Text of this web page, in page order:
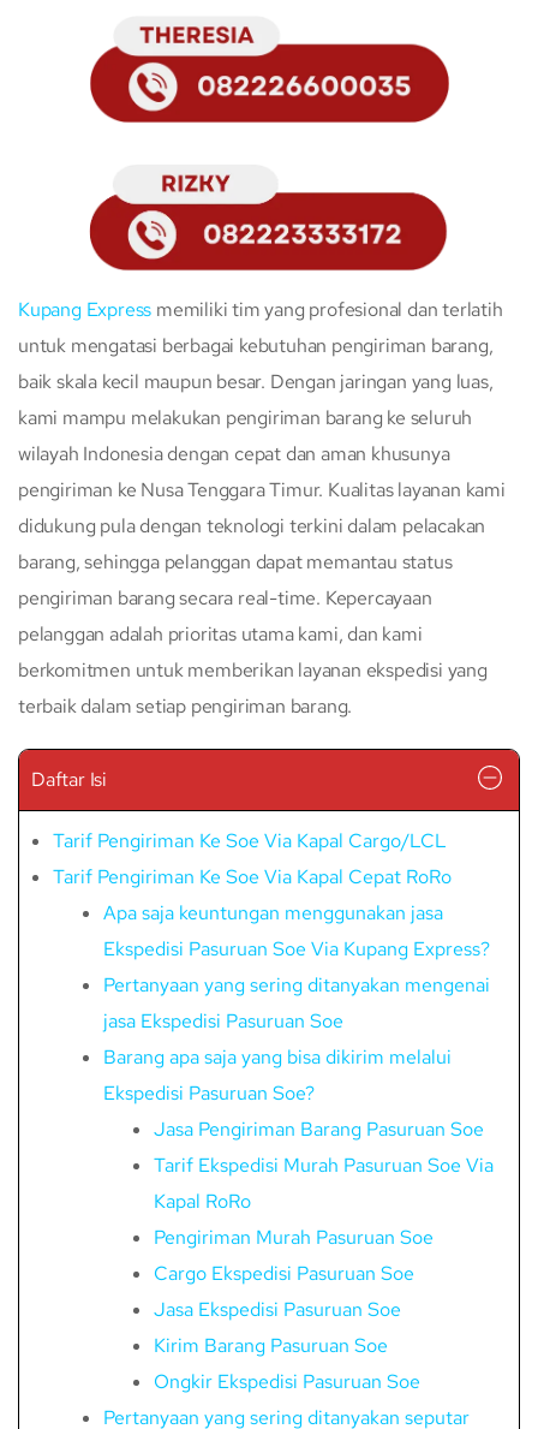
Kupang Express memiliki tim yang profesional dan terlatih
untuk mengatasi berbagai kebutuhan pengiriman barang,
baik skala kecil maupun besar. Dengan jaringan yang luas,
kami mampu melakukan pengiriman barang ke seluruh
wilayah Indonesia dengan cepat dan aman khusunya
pengiriman ke Nusa Tenggara Timur. Kualitas layanan kami
didukung pula dengan teknologi terkini dalam pelacakan
barang, sehingga pelanggan dapat memantau status
pengiriman barang secara real-time. Kepercayaan
pelanggan adalah prioritas utama kami, dan kami
berkomitmen untuk memberikan layanan ekspedisi yang
terbaik dalam setiap pengiriman barang.
Daftar Isi
Tarif Pengiriman Ke Soe Via Kapal Cargo/LCL
Tarif Pengiriman Ke Soe Via Kapal Cepat RoRo
Apa saja keuntungan menggunakan jasa
Ekspedisi Pasuruan Soe Via Kupang Express?
Pertanyaan yang sering ditanyakan mengenai
jasa Ekspedisi Pasuruan Soe
Barang apa saja yang bisa dikirim melalui
Ekspedisi Pasuruan Soe?
Jasa Pengiriman Barang Pasuruan Soe
Tarif Ekspedisi Murah Pasuruan Soe Via
Kapal RoRo
Pengiriman Murah Pasuruan Soe
Cargo Ekspedisi Pasuruan Soe
Jasa Ekspedisi Pasuruan Soe
Kirim Barang Pasuruan Soe
Ongkir Ekspedisi Pasuruan Soe
Pertanyaan yang sering ditanyakan seputar